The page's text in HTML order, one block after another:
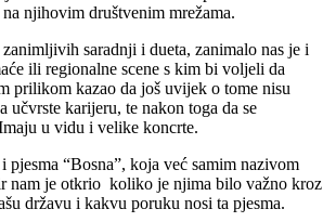
njihovim društvenim mrežama.
zanimljivih saradnji i dueta, zanimalo nas je i
ili regionalne scene s kim bi voljeli da
prilikom kazao da još uvijek o tome nisu
učvrste karijeru, te nakon toga da se
u vidu i velike koncrte.
pjesma “Bosna”, koja već samim nazivom
nam je otkrio koliko je njima bilo važno kroz
državu i kakvu poruku nosi ta pjesma.